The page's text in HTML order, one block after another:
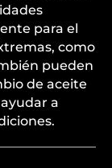
para el
como
pueden
de aceite
a